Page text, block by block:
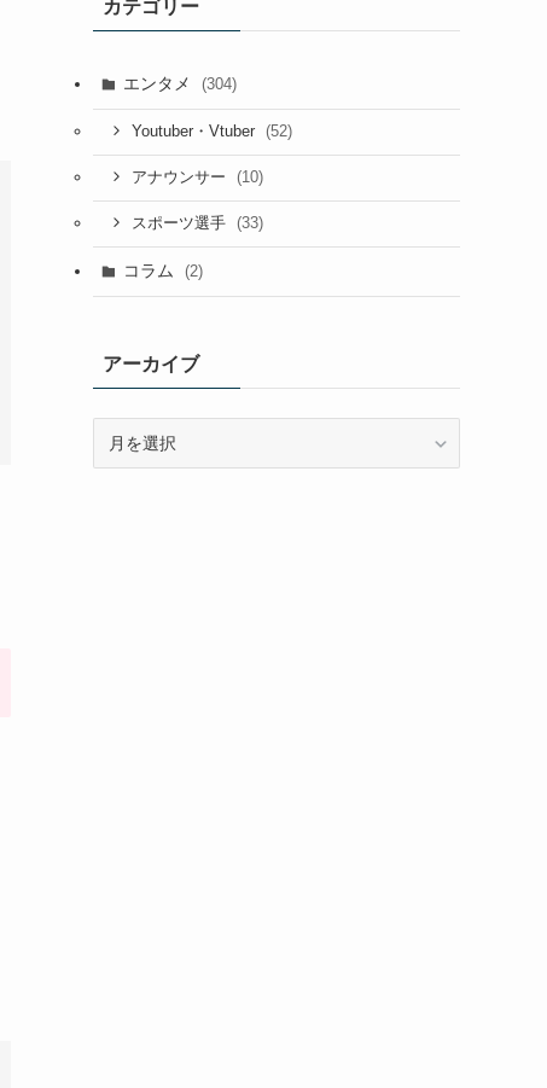
カテゴリー
エンタメ (304)
Youtuber・Vtuber (52)
アナウンサー (10)
スポーツ選手 (33)
コラム (2)
アーカイブ